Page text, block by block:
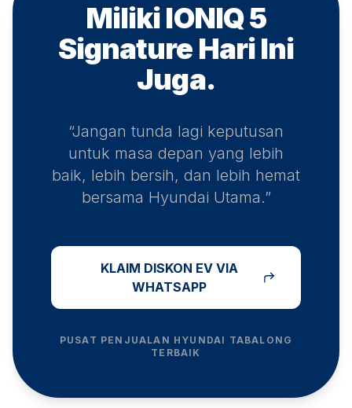
Miliki IONIQ 5
Signature Hari Ini
Juga.
“Jangan tunda lagi keputusan
untuk masa depan yang lebih
baik, lebih bersih, dan lebih hemat
bersama Hyundai Utama.”
KLAIM DISKON EV VIA
WHATSAPP
PUSAT PENJUALAN HYUNDAI TABALONG
TERBAIK